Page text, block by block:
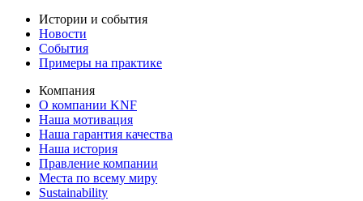
Истории и события
Новости
События
Примеры на практике
Компания
О компании KNF
Наша мотивация
Наша гарантия качества
Наша история
Правление компании
Места по всему миру
Sustainability